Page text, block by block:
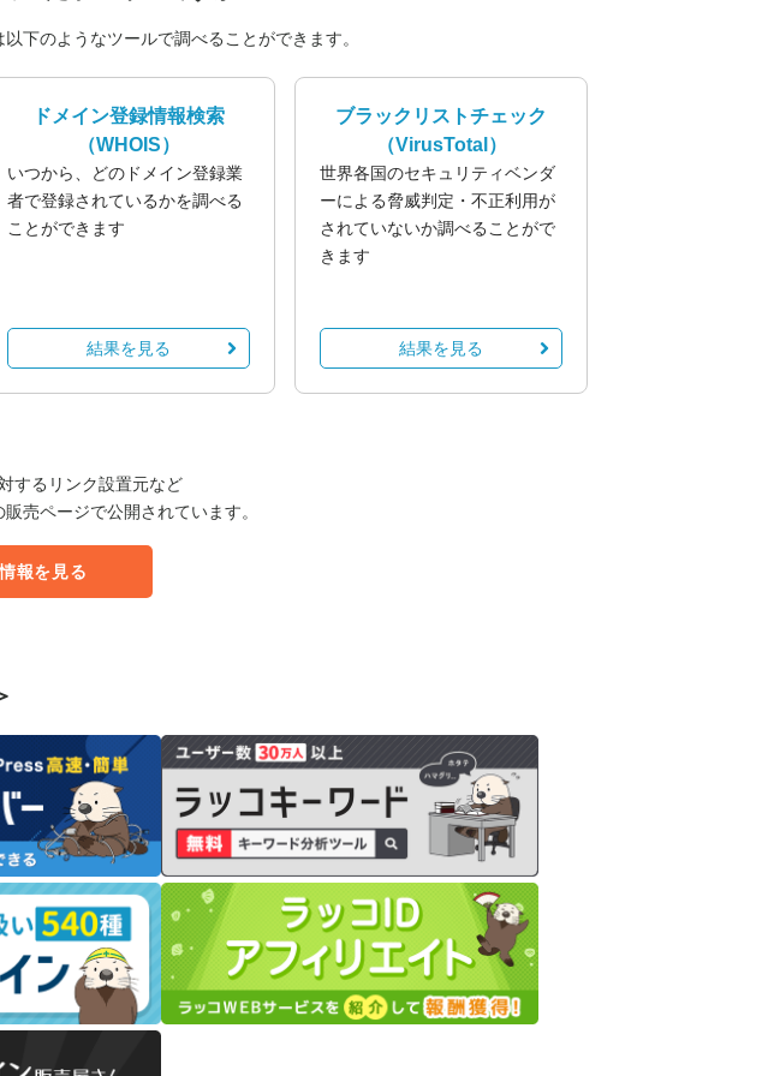
下のようなツールで調べることができます。
ドメイン登録情報検索
（WHOIS）
いつから、どのドメイン登録業
者で登録されているかを調べる
ことができます
結果を見る
ブラックリストチェック
（VirusTotal）
世界各国のセキュリティベンダ
ーによる脅威判定・不正利用が
されていないか調べることがで
きます
結果を見る
するリンク設置元など
売ページで公開されています。
報を見る